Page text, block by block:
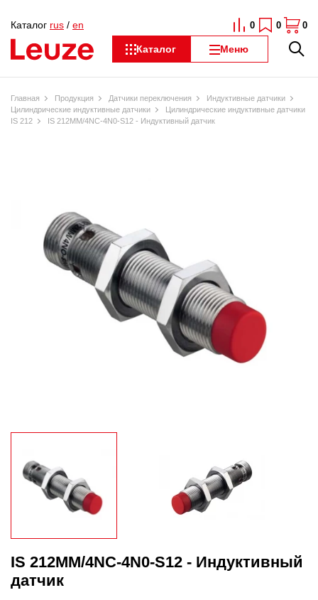
Каталог Меню
Каталог rus / en 0 0 0
Главная Продукция Датчики переключения
Индуктивные датчики
Цилиндрические индуктивные датчики
Цилиндрические индуктивные датчики
IS 212
IS 212MM/4NC-4N0-S12 - Индуктивный датчик
IS 212MM/4NC-4N0-S12 - Индуктивный
датчик